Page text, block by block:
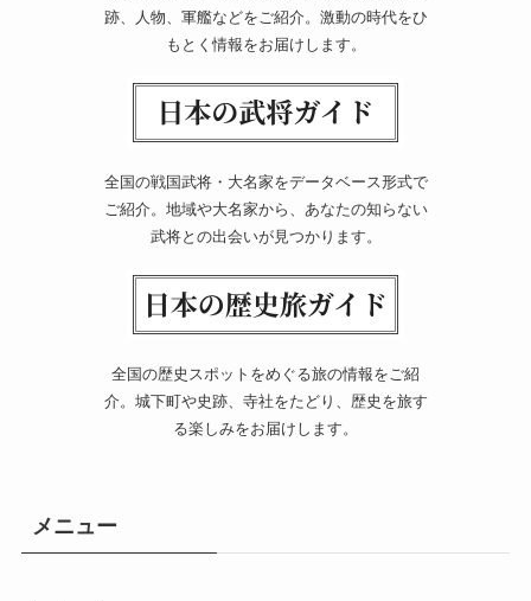
跡、人物、軍艦などをご紹介。激動の時代をひ
もとく情報をお届けします。
全国の戦国武将・大名家をデータベース形式で
ご紹介。地域や大名家から、あなたの知らない
武将との出会いが見つかります。
全国の歴史スポットをめぐる旅の情報をご紹
介。城下町や史跡、寺社をたどり、歴史を旅す
る楽しみをお届けします。
メニュー